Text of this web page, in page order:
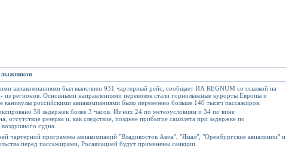
авиакомпаниями был выполнен 931 чартерный рейс, сообщает ИА REGNUM со ссылкой на
регионов. Основными направлениями перевозок стали горнолыжные курорты Европы и
российскими авиакомпаниями было перевезено больше 140 тысяч пассажиров.
58 задержек более 3 часов. Из них 24 по метеоусловиям и 34 по вине
резерва и, как следствие, позднее прибытие самолета при задержке по
судна.
чартерной программы авиакомпаний "Владивосток Авиа", "Ямал", "Оренбургские авиалинии" и
перед пассажирами, Росавиацией будут применены санкции.